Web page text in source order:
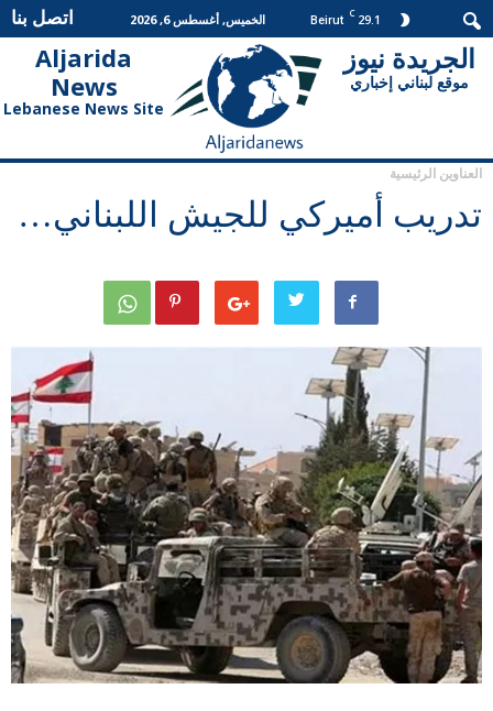
29.1
C
Beirut الخميس, أغسطس 6, 2026 اتصل بنا
Aljarida
News
Lebanese News Site
الجريدة
نيوز
الجريدة نيوز
موقع لبناني إخباري
العناوين الرئيسية
تدريب أميركي للجيش اللبناني…